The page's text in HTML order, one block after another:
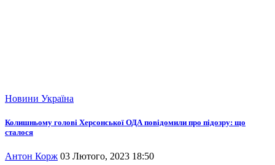
Новини Україна
Колишньому голові Херсонської ОДА повідомили про підозру: що
сталося
Антон Корж 03 Лютого, 2023 18:50